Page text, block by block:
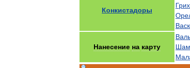
Конкистадоры
Нанесение на карту